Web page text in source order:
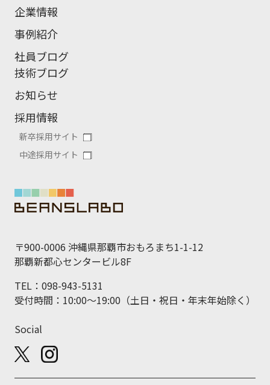
企業情報
事例紹介
社員ブログ
技術ブログ
お知らせ
採用情報
新卒採用サイト
中途採用サイト
〒900-0006 沖縄県那覇市おもろまち1-1-12
那覇新都心センタービル8F
TEL：098-943-5131
受付時間：10:00～19:00（土日・祝日・年末年始除く）
Social